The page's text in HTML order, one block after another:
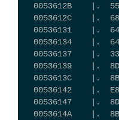
0053612B    |.
0053612C    |.  68
00536131    |.
00536134    |.
00536137    |.
00536139    |.
0053613C    |.
00536142    |.  E8
00536147    |.
0053614A    |.